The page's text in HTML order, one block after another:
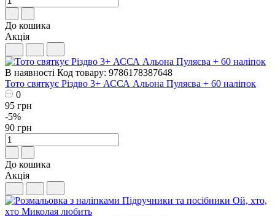
До кошика
Акція
В наявності Код товару: 9786178387648
Тото святкує Різдво 3+ АССА Альона Пуляєва + 60 наліпок
0
95 грн
-5%
90 грн
До кошика
Акція